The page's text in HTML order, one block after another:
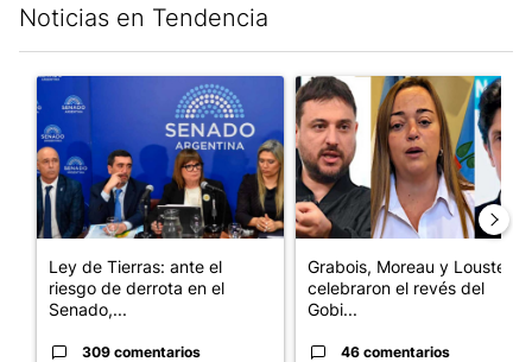
Noticias en Tendencia
Un artículo de tendencia con el título "Ley de Tierras: ante el
Ley de Tierras: ante el
riesgo de derrota en el
Senado,...
309 comentarios
Un artículo de tendencia con
Grabois, Moreau y Lousteau
celebraron el revés del
Gobi...
46 comentarios